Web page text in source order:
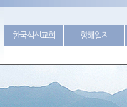
한국섬선교회 항해일지